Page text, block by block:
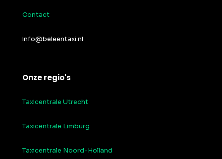
Contact
info@beleentaxi.nl
Onze regio's
Taxicentrale Utrecht
Taxicentrale Limburg
Taxicentrale Noord-Holland